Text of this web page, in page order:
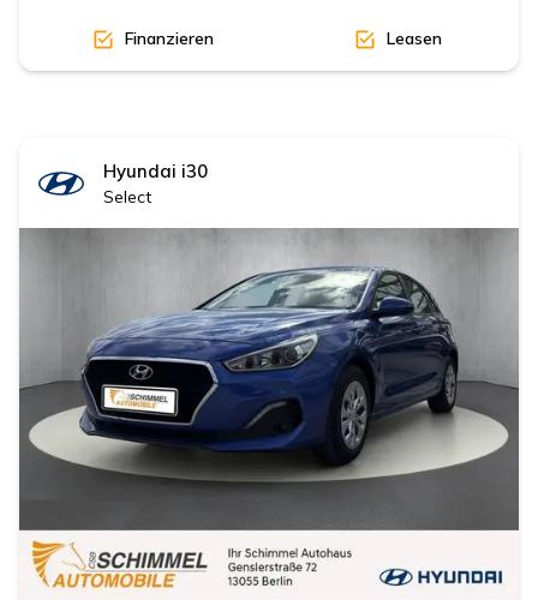
Finanzieren Leasen
Hyundai i30
Select